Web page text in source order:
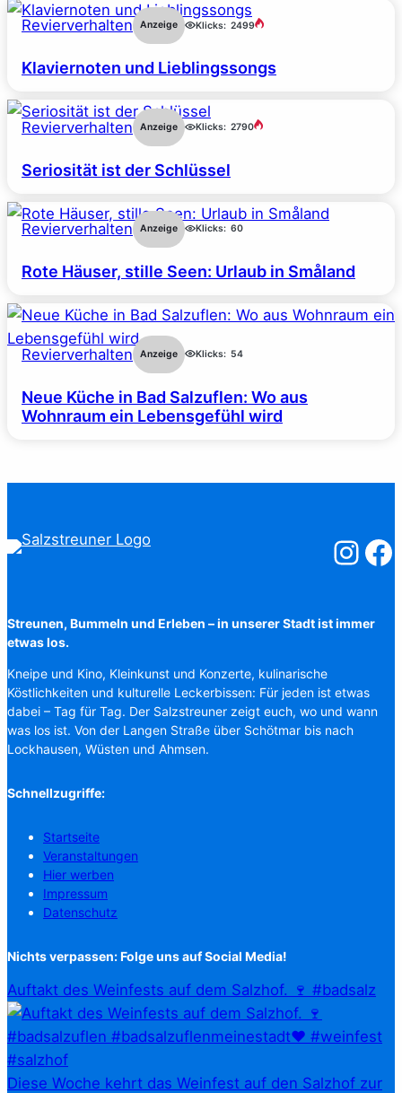
Revierverhalten Anzeige Klicks: 2499
Klaviernoten und Lieblingssongs
Revierverhalten Anzeige Klicks: 2790
Seriosität ist der Schlüssel
Revierverhalten Anzeige Klicks: 60
Rote Häuser, stille Seen: Urlaub in Småland
Revierverhalten Anzeige Klicks: 54
Neue Küche in Bad Salzuflen: Wo aus
Wohnraum ein Lebensgefühl wird
Streunen, Bummeln und Erleben – in unserer Stadt ist immer
etwas los.
Kneipe und Kino, Kleinkunst und Konzerte, kulinarische
Köstlichkeiten und kulturelle Leckerbissen: Für jeden ist etwas
dabei – Tag für Tag. Der Salzstreuner zeigt euch, wo und wann
was los ist. Von der Langen Straße über Schötmar bis nach
Lockhausen, Wüsten und Ahmsen.
Schnellzugriffe:
Startseite
Veranstaltungen
Hier werben
Impressum
Datenschutz
Nichts verpassen: Folge uns auf Social Media!
Auftakt des Weinfests auf dem Salzhof. 🍷 #badsalz
Diese Woche kehrt das Weinfest auf den Salzhof zur